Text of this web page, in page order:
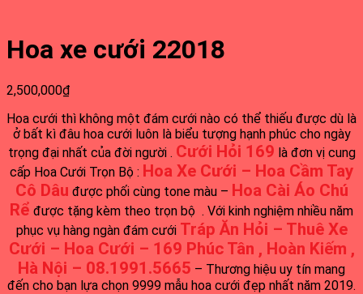
Hoa xe cưới 22018
2,500,000₫
Hoa cưới thì không một đám cưới nào có thể thiếu được dù là
ở bất kì đâu hoa cưới luôn là biểu tượng hạnh phúc cho ngày
trọng đại nhất của đời người . Cưới Hỏi 169 là đơn vị cung
cấp Hoa Cưới Trọn Bộ : Hoa Xe Cưới – Hoa Cầm Tay
Cô Dâu được phối cùng tone màu – Hoa Cài Áo Chú
Rể được tặng kèm theo trọn bộ . Với kinh nghiệm nhiều năm
phục vụ hàng ngàn đám cưới Tráp Ăn Hỏi – Thuê Xe
Cưới – Hoa Cưới – 169 Phúc Tân , Hoàn Kiếm ,
Hà Nội – 08.1991.5665 – Thương hiệu uy tín mang
đến cho bạn lựa chọn 9999 mẫu hoa cưới đẹp nhất năm 2019.